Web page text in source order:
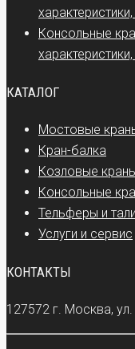
Консольные
КАТАЛОГ
Мостовые
Кран-балка
Козловые
Консольные
Тельферы и тали
Услуги и сервис
КОНТАКТЫ
127572 г. Москва, ул.